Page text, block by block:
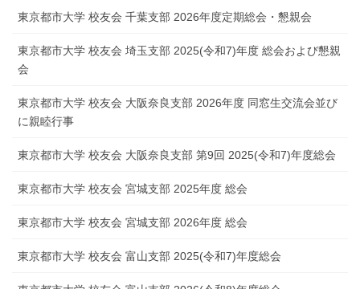
東京都市大学 校友会 千葉支部 2026年度定期総会・懇親会
東京都市大学 校友会 埼玉支部 2025(令和7)年度 総会および懇親
会
東京都市大学 校友会 大阪奈良支部 2026年度 同窓生交流会並び
に親睦行事
東京都市大学 校友会 大阪奈良支部 第9回 2025(令和7)年度総会
東京都市大学 校友会 宮城支部 2025年度 総会
東京都市大学 校友会 宮城支部 2026年度 総会
東京都市大学 校友会 富山支部 2025(令和7)年度総会